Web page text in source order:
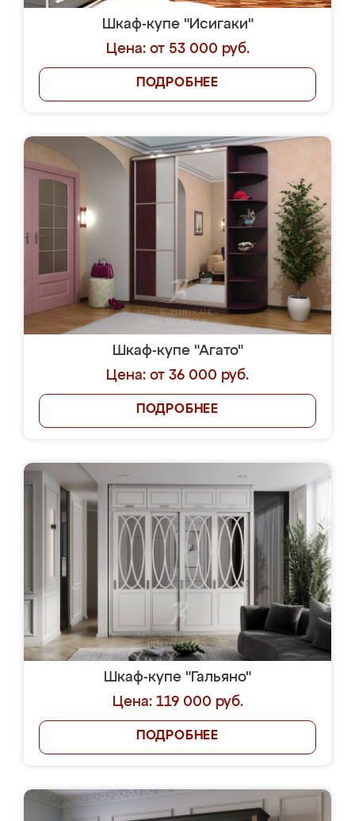
Шкаф-купе "Исигаки"
Цена: от 53 000 руб.
ПОДРОБНЕЕ
Шкаф-купе "Агато"
Цена: от 36 000 руб.
ПОДРОБНЕЕ
Шкаф-купе "Гальяно"
Цена: 119 000 руб.
ПОДРОБНЕЕ